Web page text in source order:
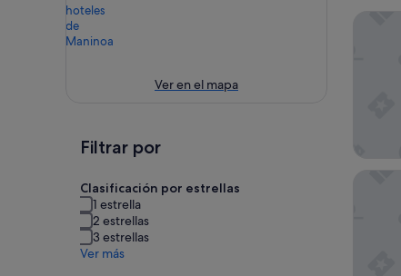
Ver en el mapa
Filtrar por
Clasificación por estrellas
1 estrella
2 estrellas
3 estrellas
Ver más